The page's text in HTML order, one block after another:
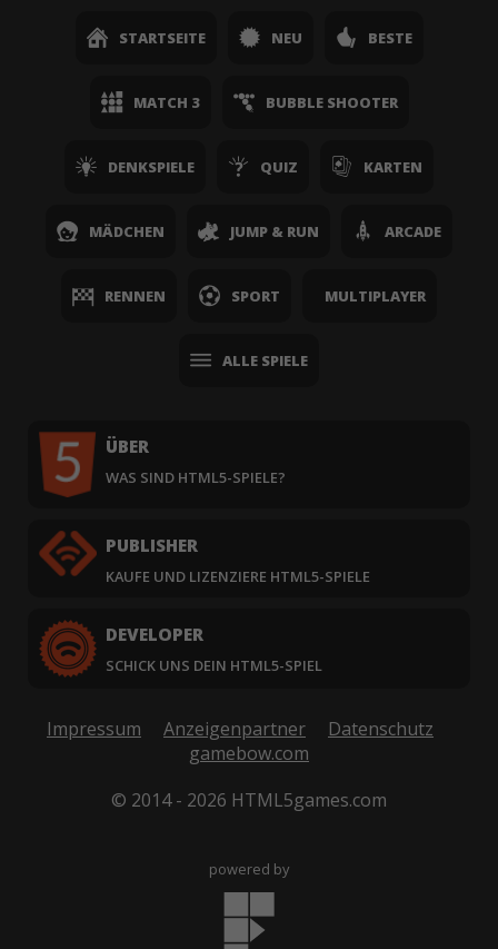
STARTSEITE NEU BESTE
MATCH 3 BUBBLE SHOOTER
DENKSPIELE QUIZ KARTEN
MÄDCHEN JUMP & RUN ARCADE
RENNEN SPORT MULTIPLAYER
ALLE SPIELE
ÜBER
WAS SIND HTML5-SPIELE?
PUBLISHER
KAUFE UND LIZENZIERE HTML5-SPIELE
DEVELOPER
SCHICK UNS DEIN HTML5-SPIEL
Impressum Anzeigenpartner
Datenschutz
gamebow.com
© 2014 - 2026 HTML5games.com
powered by